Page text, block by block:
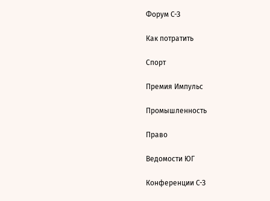
Форум С-З
Как потратить
Спорт
Премия Импульс
Промышленность
Право
Ведомости ЮГ
Конференции С-З